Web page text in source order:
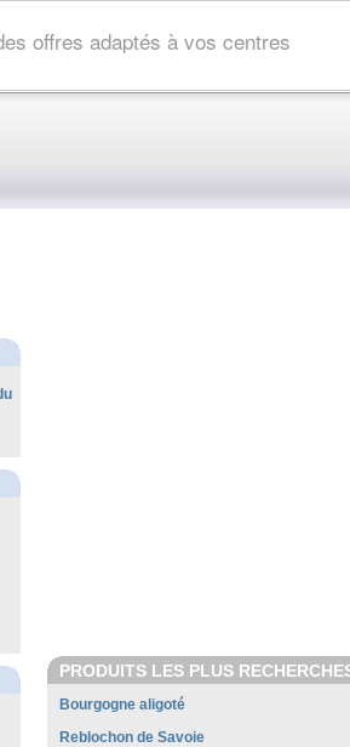
offres adaptés à vos centres
PRODUITS LES PLUS
Bourgogne aligoté
Reblochon de Savoie